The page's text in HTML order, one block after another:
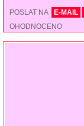
POSLAT NA E-MAIL
OHODNOCENO